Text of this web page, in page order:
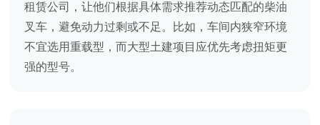
租赁公司，让他们根据具体需求推荐动态匹配的柴油
叉车，避免动力过剩或不足。比如，车间内狭窄环境
不宜选用重载型，而大型土建项目应优先考虑扭矩更
强的型号。